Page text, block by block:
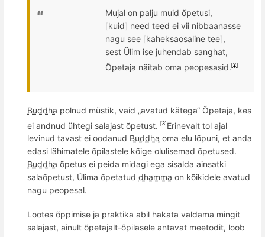
Mujal on palju muid õpetusi,
[kuid] need teed ei vii nibbaanasse
nagu see [kaheksaosaline tee],
sest Ülim ise juhendab sanghat,
Õpetaja näitab oma peopesasid. [2]
Buddha polnud müstik, vaid „avatud kätega“ Õpetaja, kes
ei andnud ühtegi salajast õpetust.
[3] Erinevalt tol ajal
levinud tavast ei oodanud Buddha oma elu lõpuni, et anda
edasi lähimatele õpilastele kõige olulisemad õpetused.
Buddha õpetus ei peida midagi ega sisalda ainsatki
salaõpetust, Ülima õpetatud dhamma on kõikidele avatud
nagu peopesal.
Lootes õppimise ja praktika abil hakata valdama mingit
salajast, ainult õpetajalt-õpilasele antavat meetodit, loob